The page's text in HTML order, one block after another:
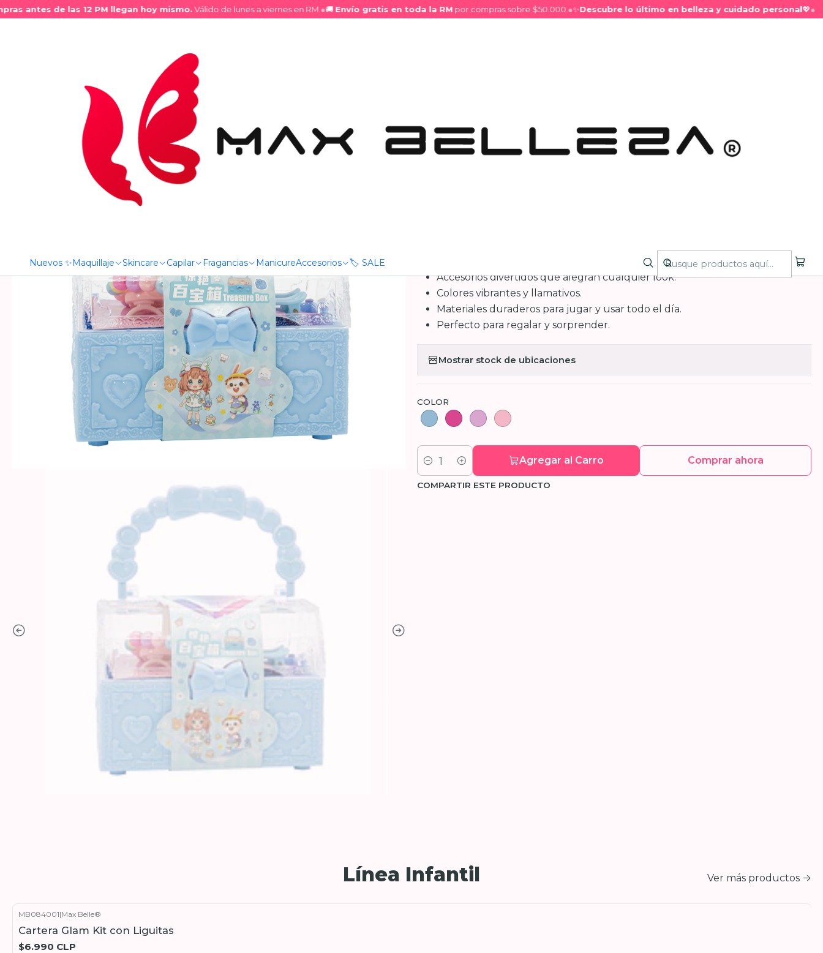
antes de las 12 PM llegan hoy mismo.Válido de lunes a viernes en RM. ●🚚 Envío gratis en toda la RM por compras sobre $50.000.●✨Descubre lo último en belleza y cuidado personal💖●
Nuevos ✨Maquillaje Skincare Capilar Fragancias ManicureAccesorios 🏷️ SALE
Accesorios Infantiles
DESCRIPCIÓN
Accesorios divertidos que alegran cualquier look.
Colores vibrantes y llamativos.
Materiales duraderos para jugar y usar todo el día.
Perfecto para regalar y sorprender.
Mostrar stock de ubicaciones
COLOR
Cantidad
Agregar al Carro Comprar ahora
COMPARTIR ESTE PRODUCTO
Línea Infantil Ver más productos
MB084001|Max Belle®
Cartera Glam Kit con Liguitas
$6.990 CLP